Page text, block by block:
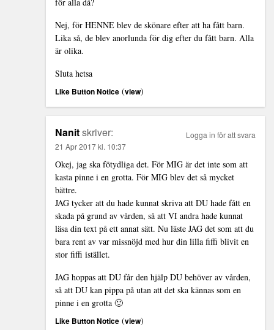
Nej, för HENNE blev de skönare efter att ha fått barn.
Lika så, de blev anorlunda för dig efter du fått barn. Alla
är olika.
Sluta hetsa
Like Button Notice (view)
Nanitskriver:
21 Apr 2017 kl. 10:37
Okej, jag ska fötydliga det. För MIG är det inte som att
kasta pinne i en grotta. För MIG blev det så mycket
bättre.
JAG tycker att du hade kunnat skriva att DU hade fått en
skada på grund av vården, så att VI andra hade kunnat
läsa din text på ett annat sätt. Nu läste JAG det som att du
bara rent av var missnöjd med hur din lilla fiffi blivit en
stor fiffi istället.
JAG hoppas att DU får den hjälp DU behöver av vården,
så att DU kan pippa på utan att det ska kännas som en
pinne i en grotta 🙂
Like Button Notice (view)
Logga in för att svara